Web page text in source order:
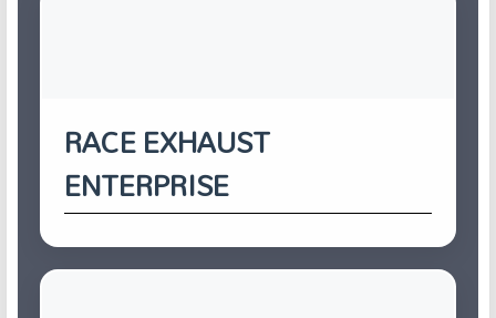
RACE EXHAUST
ENTERPRISE